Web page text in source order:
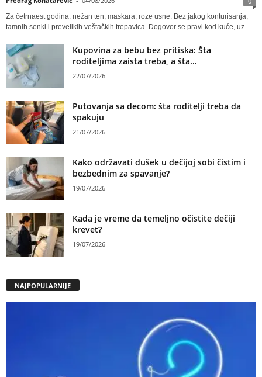
Za četrnaest godina: nežan ten, maskara, roze usne. Bez jakog konturisanja,
tamnih senki i prevelikih veštačkih trepavica. Dogovor se pravi kod kuće, uz...
Kupovina za bebu bez pritiska: Šta
roditeljima zaista treba, a šta...
22/07/2026
Putovanja sa decom: šta roditelji treba da
spakuju
21/07/2026
Kako održavati dušek u dečijoj sobi čistim i
bezbednim za spavanje?
19/07/2026
Kada je vreme da temeljno očistite dečiji
krevet?
19/07/2026
NAJPOPULARNIJE